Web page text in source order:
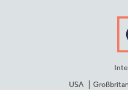
USA